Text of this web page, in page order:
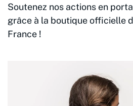
Soutenez nos actions en
grâce à la boutique officielle
France !